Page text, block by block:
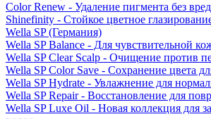
Color Renew - Удаление пигмента без
Shinefinity - Стойкое цветное
Wella SP (Германия)
Wella SP Balance - Для чувствительной
Wella SP Clear Scalp - Очищение против
Wella SP Color Save - Сохранение цвета
Wella SP Hydrate - Увлажнение для
Wella SP Repair - Восстановление для
Wella SP Luxe Oil - Новая коллекция для